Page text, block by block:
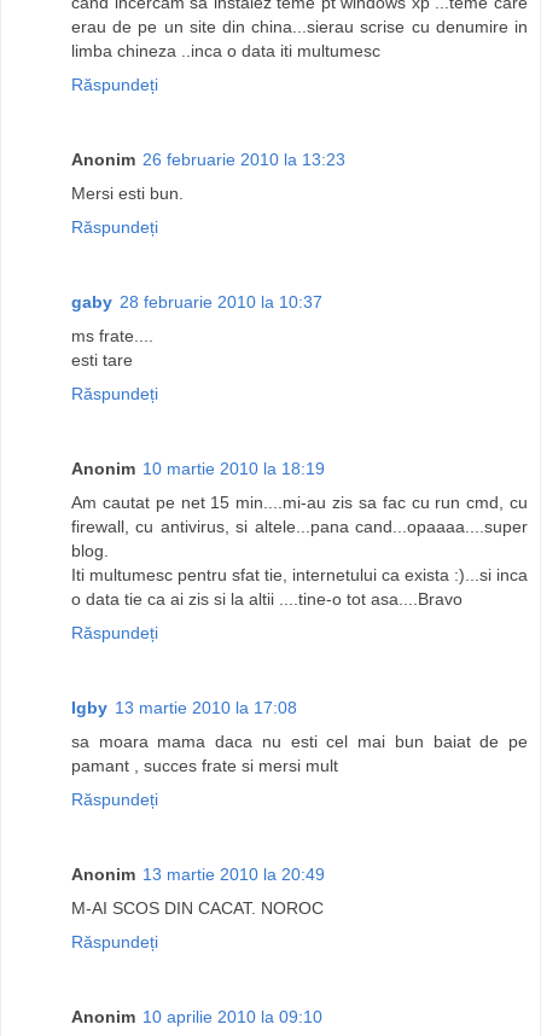
erau de pe un site din china...sierau scrise cu denumire in
limba chineza ..inca o data iti multumesc
Răspundeți
Anonim 26 februarie 2010 la 13:23
Mersi esti bun.
Răspundeți
gaby 28 februarie 2010 la 10:37
ms frate....
esti tare
Răspundeți
Anonim 10 martie 2010 la 18:19
Am cautat pe net 15 min....mi-au zis sa fac cu run cmd, cu
firewall, cu antivirus, si altele...pana cand...opaaaa....super
blog.
Iti multumesc pentru sfat tie, internetului ca exista :)...si inca
o data tie ca ai zis si la altii ....tine-o tot asa....Bravo
Răspundeți
Igby 13 martie 2010 la 17:08
sa moara mama daca nu esti cel mai bun baiat de pe
pamant , succes frate si mersi mult
Răspundeți
Anonim 13 martie 2010 la 20:49
M-AI SCOS DIN CACAT. NOROC
Răspundeți
Anonim 10 aprilie 2010 la 09:10